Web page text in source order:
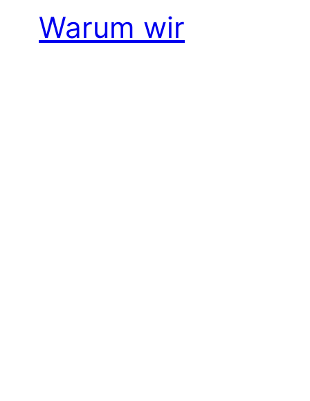
Warum wir